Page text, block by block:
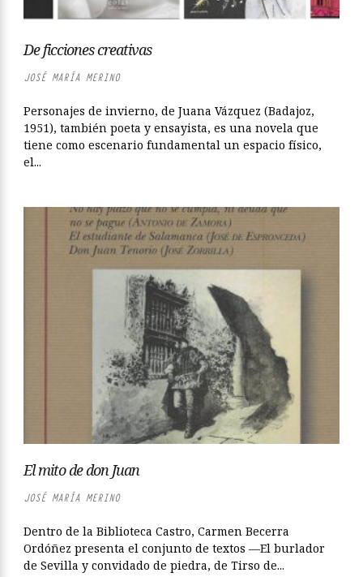
De ficciones creativas
JOSÉ MARÍA MERINO
Personajes de invierno, de Juana Vázquez (Badajoz,
1951), también poeta y ensayista, es una novela que
tiene como escenario fundamental un espacio físico,
el...
El mito de don Juan
JOSÉ MARÍA MERINO
Dentro de la Biblioteca Castro, Carmen Becerra
Ordóñez presenta el conjunto de textos —El burlador
de Sevilla y convidado de piedra, de Tirso de...